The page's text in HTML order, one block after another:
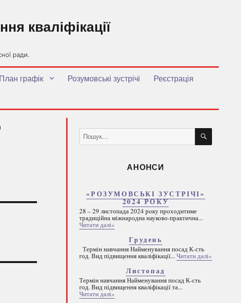
ради.
кваліфікації
План графік Розумовські зустрічі
Реєстрація
Пошук
за
ШУКАТИ
АНОНСИ
«РОЗУМОВСЬКІ ЗУСТРІЧІ»
2024 РОКУ
28 – 29 листопада 2024 року проходитиме
традиційна міжнародна науково-практична...
Читати далі»
Грудень
Термін навчання Найменування посад К-сть
год. Вид підвищення кваліфікації...Читати далі»
Листопад
Термін навчання Найменування посад К-сть
год. Вид підвищення кваліфікації та...
Читати далі»